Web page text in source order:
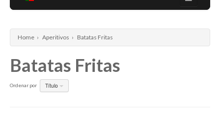
Receitas
Home › Aperitivos › Batatas Fritas
Batatas Fritas
Ordenar por Título